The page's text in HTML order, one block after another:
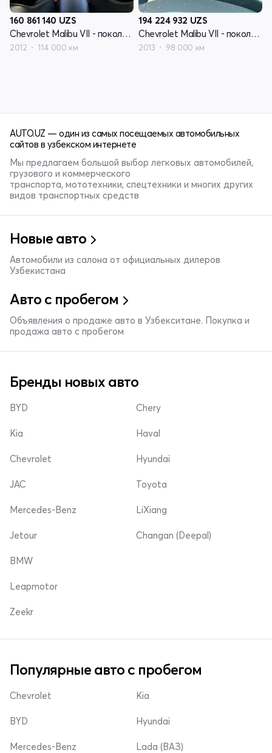
160 861 140 UZS
Chevrolet Malibu VII - поколение
2012 114 000 км
194 224 932 UZS
Chevrolet Malibu VII - поколение
2013 98 000 км
AUTO.UZ — один из самых посещаемых автомобильных
сайтов в узбекском интернете
Мы предлагаем большой выбор легковых автомобилей,
грузового и коммерческого
транспорта, мототехники, спецтехники и многих других
видов транспортных средств
Новые авто
Автомобили из салона от официальных дилеров
Узбекистана
Авто с пробегом
Объявления о продаже авто в Узбекситане. Покупка и
продажа авто с пробегом
Бренды новых авто
BYD
Kia
Chevrolet
Chery
Haval
Hyundai
JAC
Mercedes-Benz
Jetour
Toyota
LiXiang
Changan (Deepal)
BMW
Leapmotor
Zeekr
Популярные авто с пробегом
Chevrolet
BYD
Mercedes-Benz
Kia
Hyundai
Lada (ВАЗ)